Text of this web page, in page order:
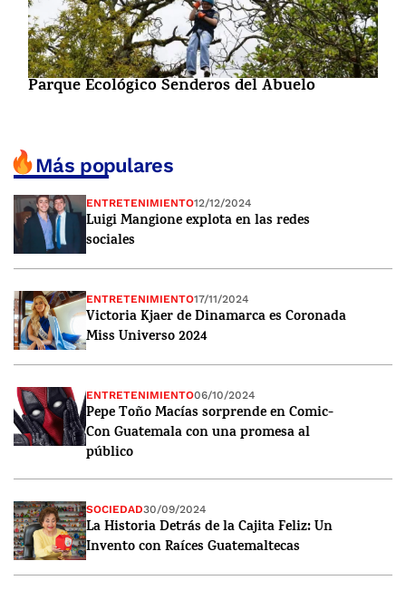
Parque Ecológico Senderos del Abuelo
Más populares
ENTRETENIMIENTO12/12/2024
Luigi Mangione explota en las redes
sociales
ENTRETENIMIENTO17/11/2024
Victoria Kjaer de Dinamarca es Coronada
Miss Universo 2024
ENTRETENIMIENTO06/10/2024
Pepe Toño Macías sorprende en Comic-
Con Guatemala con una promesa al
público
SOCIEDAD30/09/2024
La Historia Detrás de la Cajita Feliz: Un
Invento con Raíces Guatemaltecas